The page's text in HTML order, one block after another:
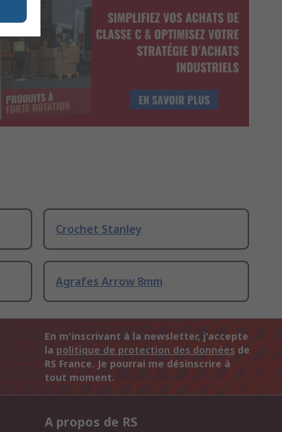
Crochet Stanley
Agrafes Arrow 8mm
En m'inscrivant à la newsletter, j'accepte
la politique de protection des données de
RS France. Je pourrai me désinscrire à
tout moment.
A propos de RS